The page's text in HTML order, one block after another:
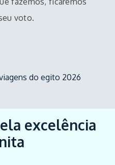
voto.
excelência